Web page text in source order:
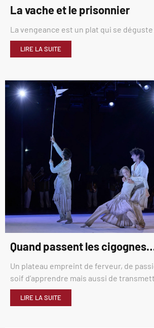
La vache et le prisonnier
La vengeance est un plat qui se
LIRE LA SUITE
Quand passent les
Un plateau empreint de ferveur, de
soif d’apprendre mais aussi de
LIRE LA SUITE